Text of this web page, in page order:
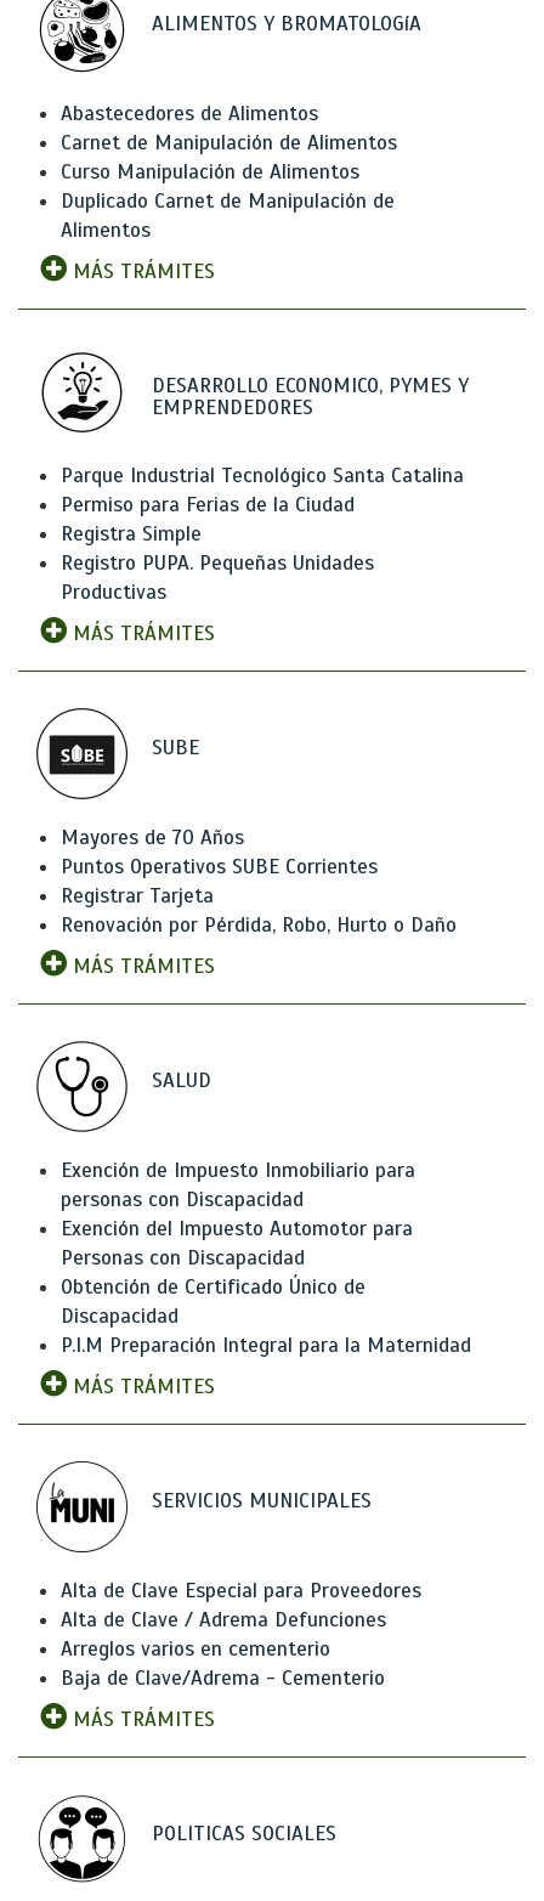
ALIMENTOS Y BROMATOLOGíA
Abastecedores de Alimentos
Carnet de Manipulación de Alimentos
Curso Manipulación de Alimentos
Duplicado Carnet de Manipulación de
Alimentos
MÁS TRÁMITES
DESARROLLO ECONOMICO, PYMES Y
EMPRENDEDORES
Parque Industrial Tecnológico Santa Catalina
Permiso para Ferias de la Ciudad
Registra Simple
Registro PUPA. Pequeñas Unidades
Productivas
MÁS TRÁMITES
SUBE
Mayores de 70 Años
Puntos Operativos SUBE Corrientes
Registrar Tarjeta
Renovación por Pérdida, Robo, Hurto o Daño
MÁS TRÁMITES
SALUD
Exención de Impuesto Inmobiliario para
personas con Discapacidad
Exención del Impuesto Automotor para
Personas con Discapacidad
Obtención de Certificado Único de
Discapacidad
P.I.M Preparación Integral para la Maternidad
MÁS TRÁMITES
SERVICIOS MUNICIPALES
Alta de Clave Especial para Proveedores
Alta de Clave / Adrema Defunciones
Arreglos varios en cementerio
Baja de Clave/Adrema - Cementerio
MÁS TRÁMITES
POLITICAS SOCIALES